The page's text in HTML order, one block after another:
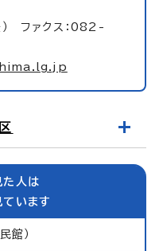
ファクス：082-
た人は
ています
館）